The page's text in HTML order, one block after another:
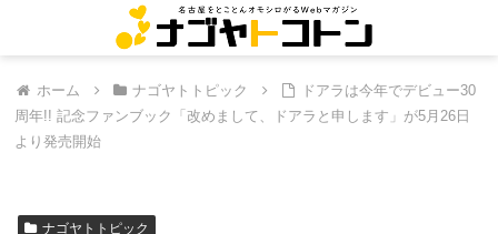
ホーム ナゴヤトトピック
ドアラは今年でデビュー30
周年!! 記念ファンブック「改めまして、ドアラと申します」が5月26日
より発売開始
ナゴヤトトピック